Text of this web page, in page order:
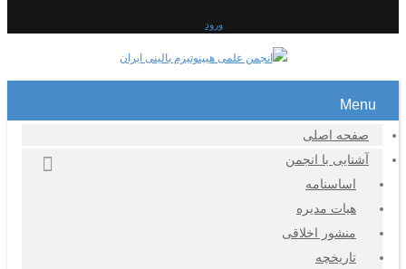
ورود
Menu
صفحه اصلی
آشنایی با انجمن
اساسنامه
هیات مدیره
منشور اخلاقی
تاریخچه